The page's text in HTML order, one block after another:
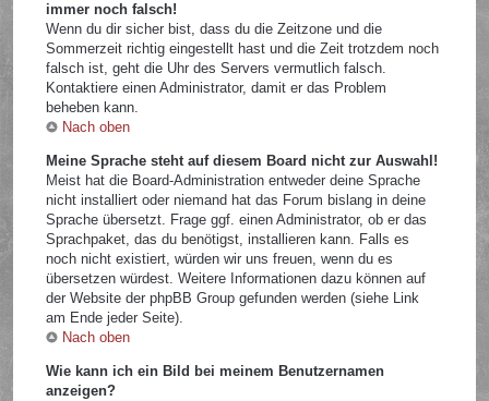
immer noch falsch!
Wenn du dir sicher bist, dass du die Zeitzone und die
Sommerzeit richtig eingestellt hast und die Zeit trotzdem noch
falsch ist, geht die Uhr des Servers vermutlich falsch.
Kontaktiere einen Administrator, damit er das Problem
beheben kann.
Nach oben
Meine Sprache steht auf diesem Board nicht zur Auswahl!
Meist hat die Board-Administration entweder deine Sprache
nicht installiert oder niemand hat das Forum bislang in deine
Sprache übersetzt. Frage ggf. einen Administrator, ob er das
Sprachpaket, das du benötigst, installieren kann. Falls es
noch nicht existiert, würden wir uns freuen, wenn du es
übersetzen würdest. Weitere Informationen dazu können auf
der Website der phpBB Group gefunden werden (siehe Link
am Ende jeder Seite).
Nach oben
Wie kann ich ein Bild bei meinem Benutzernamen
anzeigen?